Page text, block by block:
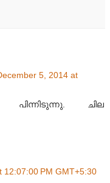
5, 2014 at
പിന്നിടുന്നു. ചില
12:07:00 PM GMT+5:30